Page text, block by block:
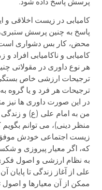
کامیابی در زیست اخلاقی
پاسخ به چنین پرسش ستبری،
محض، کار بس دشواری است.
کامیابی و ناکامیابی افراد
هر نوع داوری در مقولاتی
ترجیحات ارزشی خاص
ترجیحات هر فرد و یا گروه
در این صورت داوری ها نیز
من به امام علی (ع) و زندگی
منظر دینی)، می توانم
زیست اجتماعی خودش موفق
که، اگر معیار پیروزی و
به نظام ارزشی و اصول
علی از آغاز زندگی تا پایان
ممکن از آن معیارها و